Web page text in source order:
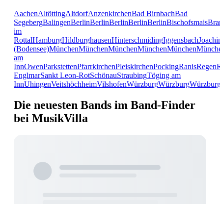
AachenAltöttingAltdorfAnzenkirchenBad BirnbachBad
SegebergBalingenBerlinBerlinBerlinBerlinBerlinBischofsmais
im
RottalHamburgHildburghausenHinterschmidingIggensbach
(Bodensee)MünchenMünchenMünchenMünchenMünchen
am
InnOwenParkstettenPfarrkirchenPleiskirchenPockingRanisRegen
EnglmarSankt Leon-RotSchönauStraubingTöging am
InnUhingenVeitshöchheimVilshofenWürzburgWürzburg
Die neuesten Bands im Band-Finder
bei MusikVilla